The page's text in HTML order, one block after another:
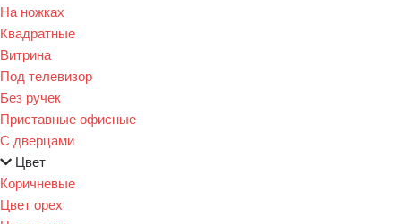
На ножках
Квадратные
Витрина
Под телевизор
Без ручек
Приставные офисные
С дверцами
Цвет
Коричневые
Цвет орех